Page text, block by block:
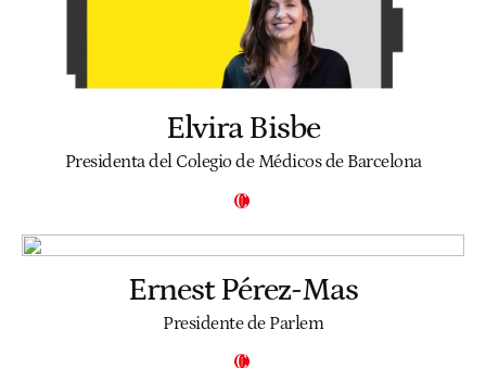
Elvira Bisbe
Presidenta del Colegio de Médicos de Barcelona
Ernest Pérez-Mas
Presidente de Parlem